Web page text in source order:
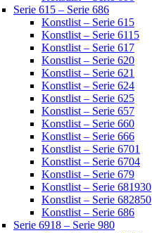
Serie 615 – Serie 686
Konstlist – Serie 615
Konstlist – Serie 6115
Konstlist – Serie 617
Konstlist – Serie 620
Konstlist – Serie 621
Konstlist – Serie 624
Konstlist – Serie 625
Konstlist – Serie 657
Konstlist – Serie 660
Konstlist – Serie 666
Konstlist – Serie 6701
Konstlist – Serie 6704
Konstlist – Serie 679
Konstlist – Serie 681930
Konstlist – Serie 682850
Konstlist – Serie 686
Serie 6918 – Serie 980